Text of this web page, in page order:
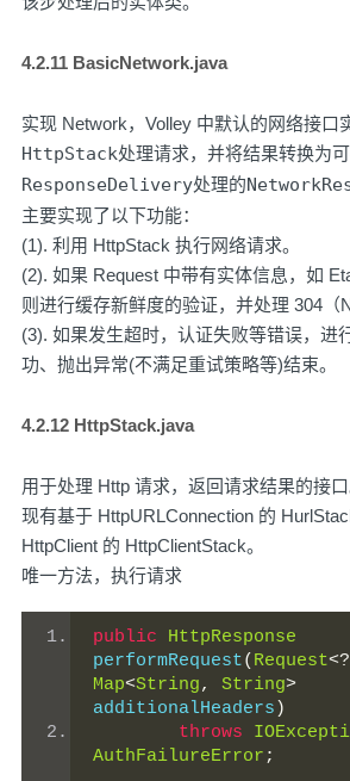
4.2.11 BasicNetwork.java
实现 Network，Volley 中默认的网络接口
HttpStack处理请求，并将结果转换为
ResponseDelivery处理的
主要实现了以下功能：
(1). 利用 HttpStack 执行网络请求。
(2). 如果 Request 中带有实体信息，如
则进行缓存新鲜度的验证，并处理 304（
(3). 如果发生超时，认证失败等错误，进
功、抛出异常(不满足重试策略等)结束。
4.2.12 HttpStack.java
用于处理 Http 请求，返回请求结果的接
现有基于 HttpURLConnection 的
HttpClient 的 HttpClientStack。
唯一方法，执行请求
public
HttpResponse
performRequest( Request
Map<String, String>
additionalHeaders )
throws
AuthFailureError ;